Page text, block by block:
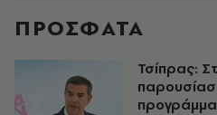
ΠΡΟΣΦΑΤΑ
Τσίπρας: